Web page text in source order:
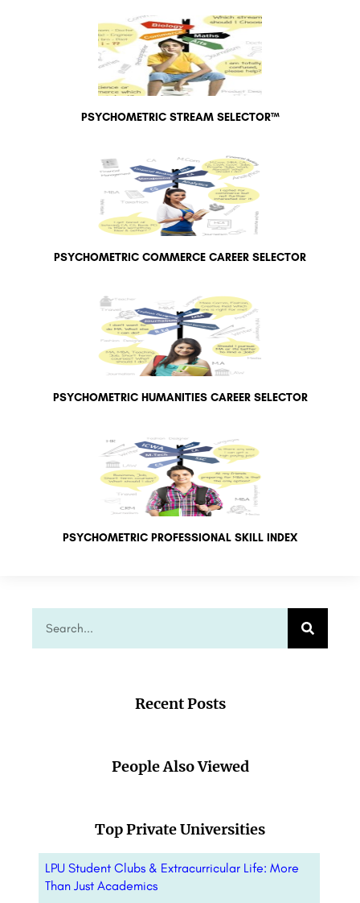
PSYCHOMETRIC STREAM SELECTOR™
PSYCHOMETRIC COMMERCE CAREER SELECTOR
PSYCHOMETRIC HUMANITIES CAREER SELECTOR
PSYCHOMETRIC PROFESSIONAL SKILL INDEX
Recent Posts
People Also Viewed
Top Private Universities
LPU Student Clubs & Extracurricular Life: More
Than Just Academics